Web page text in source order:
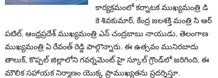
కార్యక్రమంలో కర్నాటక ముఖ్యమంత్రి డి
కె శివకుమార్, కేంద్ర జలశక్తి మంత్రి సి ఆర్
పటిల్, ఆంధ్రప్రదేశ్ ముఖ్యమంత్రి ఎన్ చంద్రబాబు నాయుడు, తెలంగాణ
ముఖ్యమంత్రి ఏ రేవంత్ రెడ్డి పాల్గొన్నారు. ఈ ఉత్సవం మునిరబాదు
తాలుక్, కొప్పల్ జిల్లాలోని గవర్నమెంట్ హై స్కూల్ గ్రౌండ్‌లో జరిగింది, ఈ
మౌలిక సహాయక నిర్మాణం యొక్క ప్రాముఖ్యతను ప్రదర్శిస్తూ.